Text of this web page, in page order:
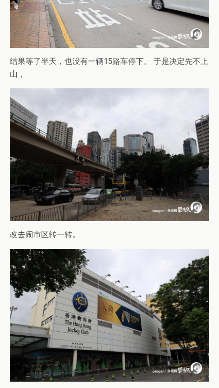
结果等了半天，也没有一辆15路车停下。 于是决定先不上
山，
改去闹市区转一转。